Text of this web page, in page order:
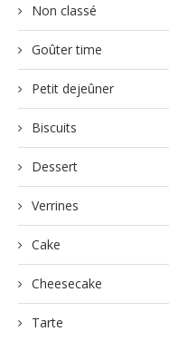
Non classé
Goûter time
Petit dejeûner
Biscuits
Dessert
Verrines
Cake
Cheesecake
Tarte